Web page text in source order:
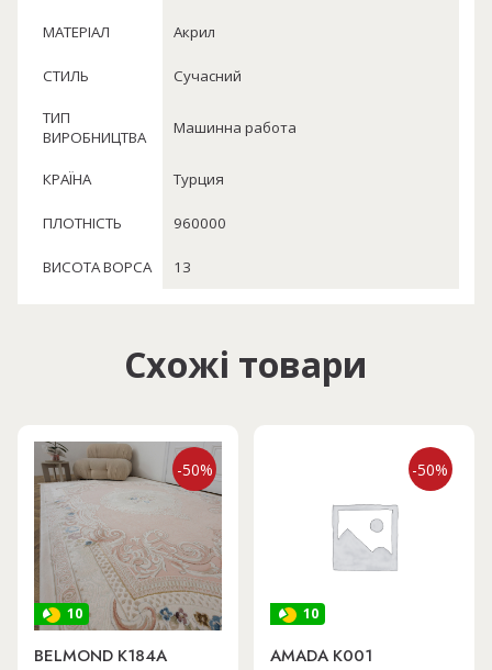
МАТЕРІАЛ Акрил
СТИЛЬ Сучасний
ТИП
ВИРОБНИЦТВА
Машинна работа
КРАЇНА Турция
ПЛОТНІСТЬ 960000
ВИСОТА ВОРСА 13
Схожі товари
10
-50%
BELMOND K184A
10
-50%
AMADA K001